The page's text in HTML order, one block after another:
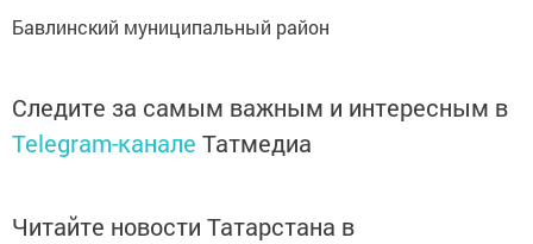
Бавлинский муниципальный район
Следите за самым важным и интересным в
Telegram-канале Татмедиа
Читайте новости Татарстана в